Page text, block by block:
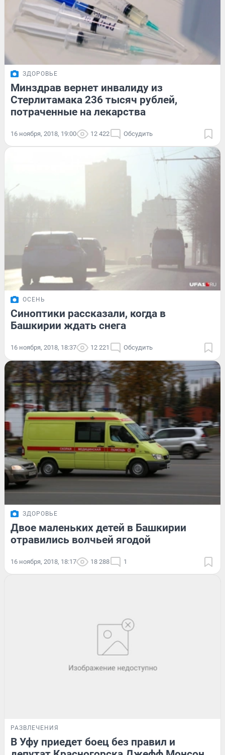
ЗДОРОВЬЕ
Минздрав вернет инвалиду из
Стерлитамака 236 тысяч рублей,
потраченные на лекарства
16 ноября, 2018, 19:00 12 422 Обсудить
ОСЕНЬ
Синоптики рассказали, когда в
Башкирии ждать снега
16 ноября, 2018, 18:37 12 221 Обсудить
ЗДОРОВЬЕ
Двое маленьких детей в Башкирии
отравились волчьей ягодой
16 ноября, 2018, 18:17 18 288 1
РАЗВЛЕЧЕНИЯ
В Уфу приедет боец без правил и